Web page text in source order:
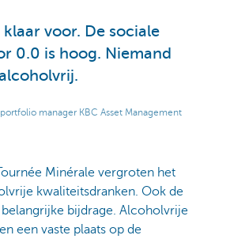
voor. De sociale
0.0 is hoog. Niemand
manager KBC Asset Management
Minérale vergroten het
kwaliteitsdranken. Ook de
bijdrage. Alcoholvrije
een vaste plaats op de